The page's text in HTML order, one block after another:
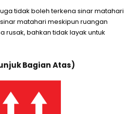
tidak boleh terkena sinar matahari
matahari meskipun ruangan
rusak, bahkan tidak layak untuk
Bagian Atas)